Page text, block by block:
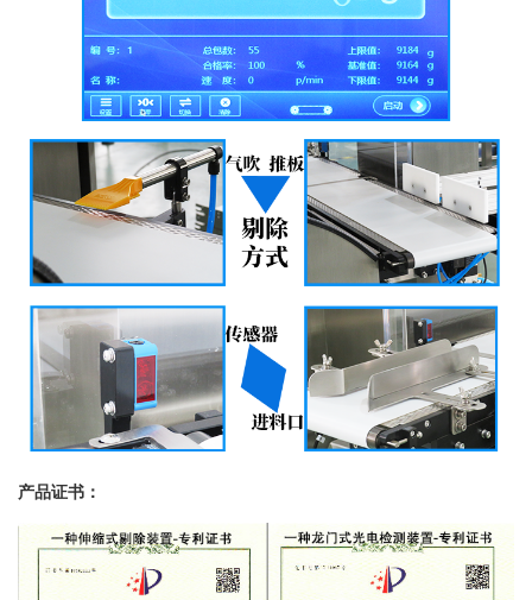
产品证书：